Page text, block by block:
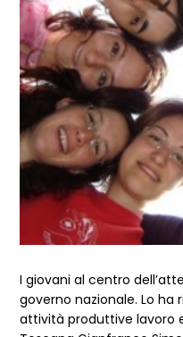
I giovani al centro
governo nazionale. Lo ha
attività produttive lavoro